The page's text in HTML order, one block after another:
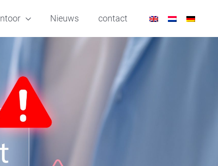
Nieuws contact